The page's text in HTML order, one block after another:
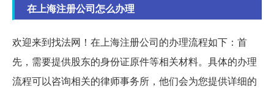
在上海注册公司怎么办理
欢迎来到找法网！在上海注册公司的办理流程如下：首
先，需要提供股东的身份证原件等相关材料。具体的办理
流程可以咨询相关的律师事务所，他们会为您提供详细的